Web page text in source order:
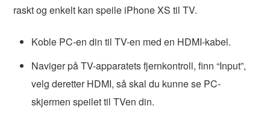
raskt og enkelt kan speile iPhone XS til TV.
Koble PC-en din til TV-en med en HDMI-kabel.
Naviger på TV-apparatets fjernkontroll, finn “Input”,
velg deretter HDMI, så skal du kunne se PC-
skjermen speilet til TVen din.